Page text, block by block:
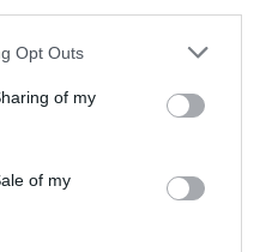
Opt Outs
of my
of my
i la Xina, així com una
tècnic en uns 100